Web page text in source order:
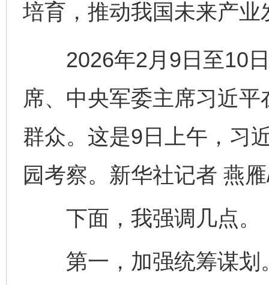
培育，推动我国未来产
2026年2月9日至10日
席、中央军委主席习近
群众。这是9日上午，习
园考察。新华社记者 燕
下面，我强调几点。
第一，加强统筹谋划